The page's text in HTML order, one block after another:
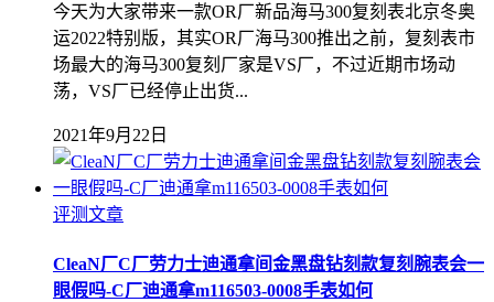
今天为大家带来一款OR厂新品海马300复刻表北京冬奥
运2022特别版，其实OR厂海马300推出之前，复刻表市
场最大的海马300复刻厂家是VS厂，不过近期市场动
荡，VS厂已经停止出货...
2021年9月22日
评测文章
CleaN厂C厂劳力士迪通拿间金黑盘钻刻款复刻腕表会一
眼假吗-C厂迪通拿m116503-0008手表如何